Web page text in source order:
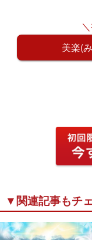
美楽(
▼関連記事もチ